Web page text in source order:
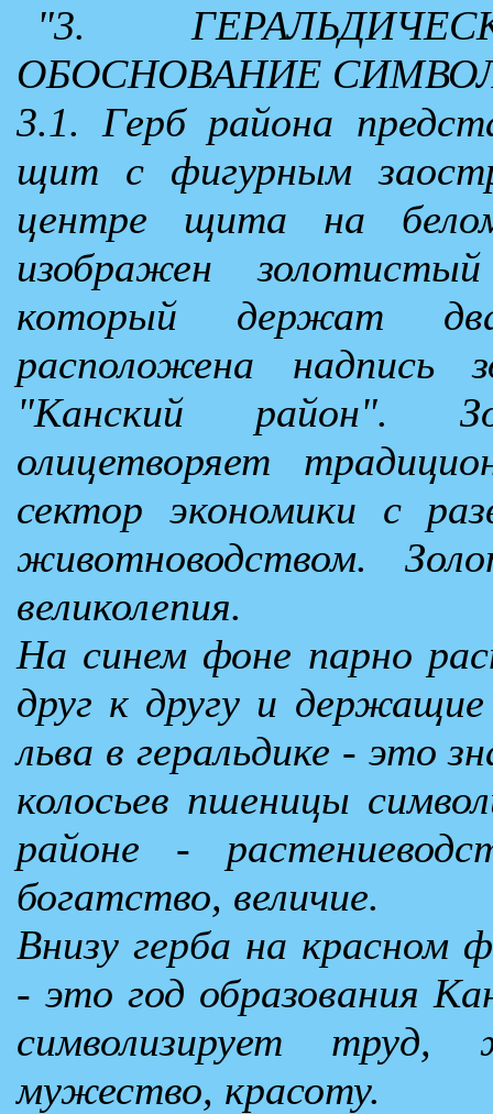
"3.
ОБОСНОВАНИЕ
3.1. Герб района
щит с фигурным
центре щита на
изображен
который держат
расположена надпись
"Канский район".
олицетворяет
сектор экономики с
животноводством.
великолепия.
На синем фоне парно
друг к другу и
льва в геральдике - это
колосьев пшеницы
районе -
богатство, величие.
Внизу герба на красном
- это год образования
символизирует труд,
мужество, красоту.